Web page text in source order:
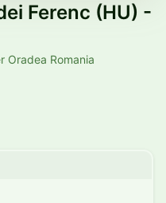
Ferenc (HU) -
Oradea Romania